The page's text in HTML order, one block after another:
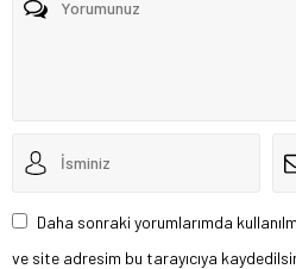
Daha sonraki yorumlarımda
ve site adresim bu tarayıcıya